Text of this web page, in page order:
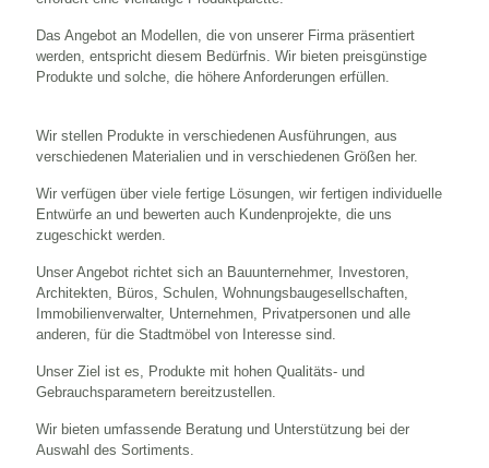
Das Angebot an Modellen, die von unserer Firma präsentiert
werden, entspricht diesem Bedürfnis. Wir bieten preisgünstige
Produkte und solche, die höhere Anforderungen erfüllen.
Wir stellen Produkte in verschiedenen Ausführungen, aus
verschiedenen Materialien und in verschiedenen Größen her.
Wir verfügen über viele fertige Lösungen, wir fertigen individuelle
Entwürfe an und bewerten auch Kundenprojekte, die uns
zugeschickt werden.
Unser Angebot richtet sich an Bauunternehmer, Investoren,
Architekten, Büros, Schulen, Wohnungsbaugesellschaften,
Immobilienverwalter, Unternehmen, Privatpersonen und alle
anderen, für die Stadtmöbel von Interesse sind.
Unser Ziel ist es, Produkte mit hohen Qualitäts- und
Gebrauchsparametern bereitzustellen.
Wir bieten umfassende Beratung und Unterstützung bei der
Auswahl des Sortiments.